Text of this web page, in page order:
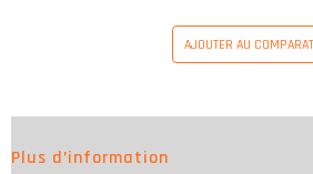
AJOUTER AU
Plus d’information